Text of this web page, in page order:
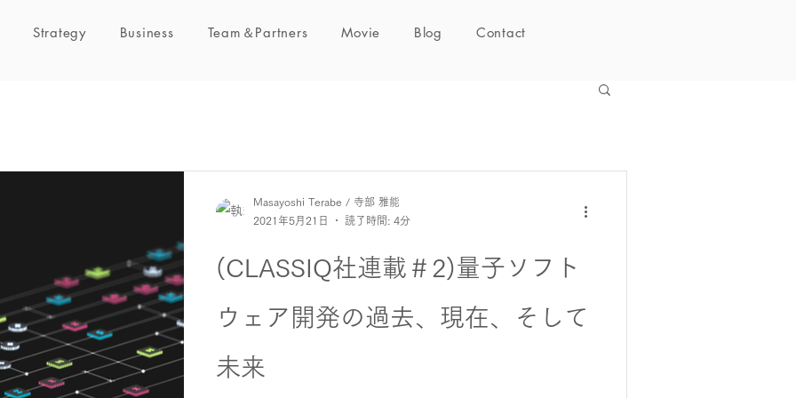
Strategy Business Team＆Partners Movie Blog Contact
(CLASSIQ社連載＃2)量子ソフト
ウェア開発の過去、現在、そして
未来
Masayoshi Terabe / 寺部 雅能
2021年5月21日
読了時間: 4分